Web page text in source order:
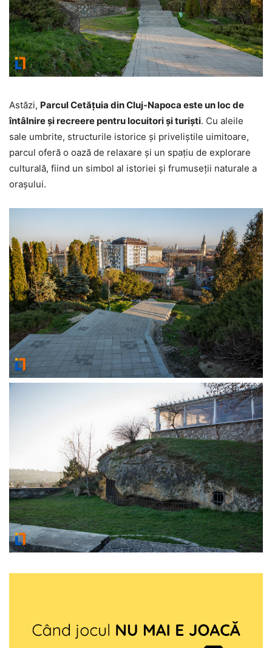
Astăzi, Parcul Cetățuia din Cluj-Napoca este un loc de
întâlnire și recreere pentru locuitori și turiști. Cu aleile
sale umbrite, structurile istorice și priveliștile uimitoare,
parcul oferă o oază de relaxare și un spațiu de explorare
culturală, fiind un simbol al istoriei și frumuseții naturale a
orașului.